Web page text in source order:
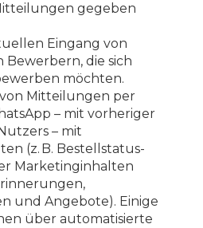
gegeben
Eingang von
Bewerbern, die sich
möchten.
Mitteilungen per
– mit vorheriger
– mit
(z. B. Bestellstatus-
Marketinginhalten
und Angebote). Einige
über automatisierte